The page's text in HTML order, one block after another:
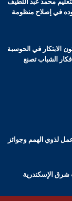
في إصلاح منظومة
الابتكار في الحوسبة
الاصطناعي 2026.. أفكار الشباب تصنع
لذوي الهمم وجوائز
شرق الإسكندرية